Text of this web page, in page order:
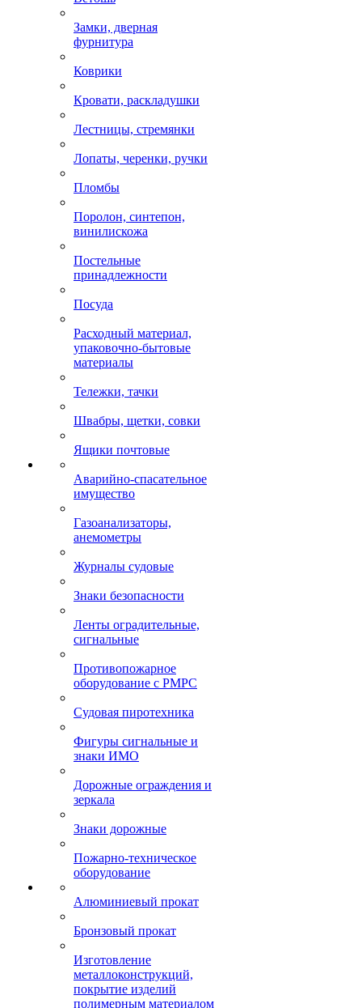
Замки, дверная
фурнитура
Коврики
Кровати, раскладушки
Лестницы, стремянки
Лопаты, черенки, ручки
Пломбы
Поролон, синтепон,
винилискожа
Постельные
принадлежности
Посуда
Расходный материал,
упаковочно-бытовые
материалы
Тележки, тачки
Швабры, щетки, совки
Ящики почтовые
Аварийно-спасательное
имущество
Газоанализаторы,
анемометры
Журналы судовые
Знаки безопасности
Ленты оградительные,
сигнальные
Противопожарное
оборудование с РМРС
Судовая пиротехника
Фигуры сигнальные и
знаки ИМО
Дорожные ограждения и
зеркала
Знаки дорожные
Пожарно-техническое
оборудование
Алюминиевый прокат
Бронзовый прокат
Изготовление
металлоконструкций,
покрытие изделий
полимерным материалом